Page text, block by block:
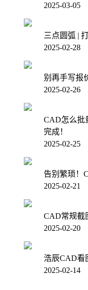
2025-03-05
三点圆弧 |
2025-02-28
别再手写报
2025-02-26
CAD怎么批
完成！
2025-02-25
告别繁琐！
2025-02-21
CAD常规截
2025-02-20
浩辰CAD看
2025-02-14